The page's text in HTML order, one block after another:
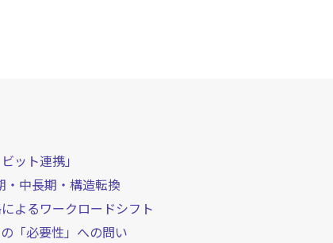
ット連携」
・中長期・構造転換
よるワークロードシフト
「必要性」への問い